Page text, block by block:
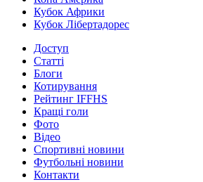
Кубок Африки
Кубок Лібертадорес
Доступ
Статті
Блоги
Котирування
Рейтинг IFFHS
Кращі голи
Фото
Відео
Спортивні новини
Футбольні новини
Контакти